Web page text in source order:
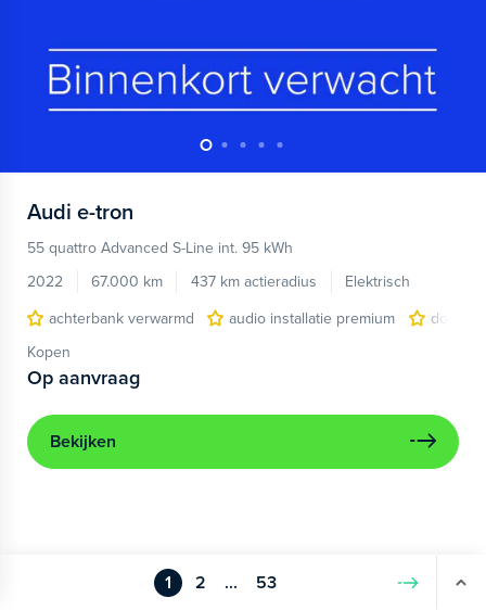
Audi e-tron
55 quattro Advanced S-Line int. 95 kWh
2022
67.000 km 437 km actieradius
Elektrisch
achterbank verwarmd
audio installatie premium
Kopen
Op aanvraag
Bekijken
1 2 ... 53 Volgende